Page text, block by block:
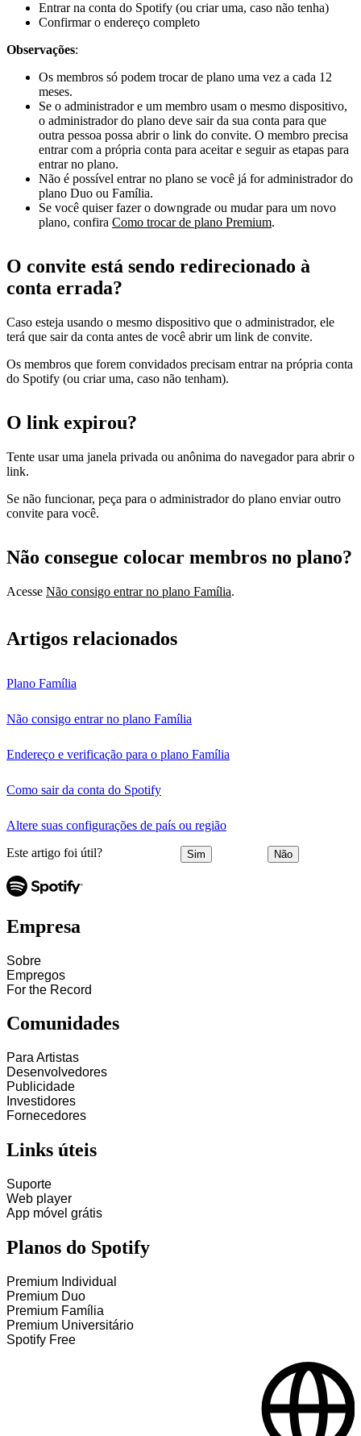
Entrar na conta do Spotify (ou criar uma, caso não tenha)
Confirmar o endereço completo
Observações:
Os membros só podem trocar de plano uma vez a cada 12
meses.
Se o administrador e um membro usam o mesmo dispositivo,
o administrador do plano deve sair da sua conta para que
outra pessoa possa abrir o link do convite. O membro precisa
entrar com a própria conta para aceitar e seguir as etapas para
entrar no plano.
Não é possível entrar no plano se você já for administrador do
plano Duo ou Família.
Se você quiser fazer o downgrade ou mudar para um novo
plano, confira Como trocar de plano Premium.
O convite está sendo redirecionado à
conta errada?
Caso esteja usando o mesmo dispositivo que o administrador, ele
terá que sair da conta antes de você abrir um link de convite.
Os membros que forem convidados precisam entrar na própria conta
do Spotify (ou criar uma, caso não tenham).
O link expirou?
Tente usar uma janela privada ou anônima do navegador para abrir o
link.
Se não funcionar, peça para o administrador do plano enviar outro
convite para você.
Não consegue colocar membros no plano?
Acesse Não consigo entrar no plano Família.
Artigos relacionados
Plano Família
Não consigo entrar no plano Família
Endereço e verificação para o plano Família
Como sair da conta do Spotify
Altere suas configurações de país ou região
Este artigo foi útil? Sim Não
Empresa
Sobre
Empregos
For the Record
Comunidades
Para Artistas
Desenvolvedores
Publicidade
Investidores
Fornecedores
Links úteis
Suporte
Web player
App móvel grátis
Planos do Spotify
Premium Individual
Premium Duo
Premium Família
Premium Universitário
Spotify Free